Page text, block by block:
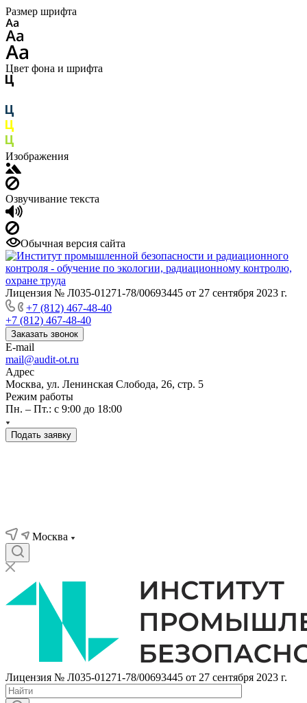
Размер шрифта
Цвет фона и шрифта
Изображения
Озвучивание текста
Обычная версия сайта
Лицензия № Л035-01271-78/00693445 от 27 сентября 2023 г.
+7 (812) 467-48-40
+7 (812) 467-48-40
Заказать звонок
E-mail
mail@audit-ot.ru
Адрес
Москва, ул. Ленинская Слобода, 26, стр. 5
Режим работы
Пн. – Пт.: с 9:00 до 18:00
Подать заявку
Москва
Лицензия № Л035-01271-78/00693445 от 27 сентября 2023 г.